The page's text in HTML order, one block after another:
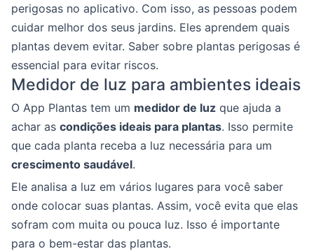
perigosas no aplicativo. Com isso, as pessoas podem
cuidar melhor dos seus jardins. Eles aprendem quais
plantas devem evitar. Saber sobre plantas perigosas é
essencial para evitar riscos.
Medidor de luz para ambientes ideais
O App Plantas tem um medidor de luz que ajuda a
achar as condições ideais para plantas. Isso permite
que cada planta receba a luz necessária para um
crescimento saudável.
Ele analisa a luz em vários lugares para você saber
onde colocar suas plantas. Assim, você evita que elas
sofram com muita ou pouca luz. Isso é importante
para o bem-estar das plantas.